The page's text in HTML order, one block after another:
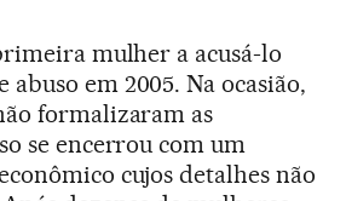
mulher a acusá-lo
em 2005. Na ocasião,
formalizaram as
se encerrou com um
cujos detalhes não